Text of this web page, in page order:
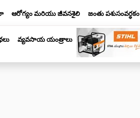
ఆరోగ్యం మరియు జీవనశైలి జంతు పశుసంవర్ధకం
వ్యవసాయ యంత్రాలు